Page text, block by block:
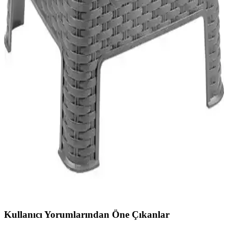
Ledim 220V dış mekan hortum LED, suya ve toza dayanıklı
yapısıyla geniş alanların aydınlatılmasında ideal, kolay kurulumu ve
yüksek performansıyla dikkat çeker.
Metal Tabure Modelleri Karşılaştırması:
Dayanıklılık ve Tasarım Açısından Değerlendirme
İki metal tabure modelinin özellikleri, dayanıklılığı ve kullanıcı
deneyimleri detaylı karşılaştırmasıyla, ihtiyaçlarınıza en uygun
seçeneği belirleyin.
Tuffexx Tuffex Rattan Büyük Tabure: Dayanıklı,
Estetik ve Çok Yönlü Oturma Çözümü
Tuffexx Tuffex Rattan Büyük Tabure, dayanıklı ve hafif yapısıyla iç
ve dış mekanlarda şık, güvenli ve pratik oturma imkanı sunar.
Kullanıcı Yorumlarından Öne Çıkanlar